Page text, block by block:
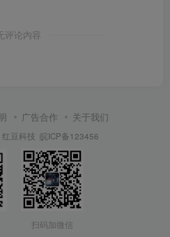
评论内容
广告合作 关于我们
红豆科技 皖ICP备123456
扫码加微信